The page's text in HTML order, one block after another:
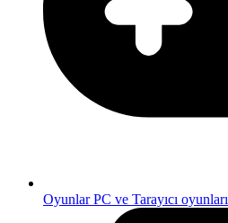
OyunlarPC ve Tarayıcı oyunları